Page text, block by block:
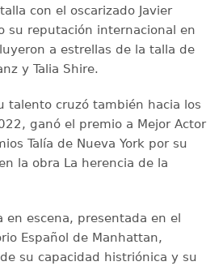
con el oscarizado Javier
su reputación internacional en
a estrellas de la talla de
y Talia Shire.
talento cruzó también hacia los
ganó el premio a Mejor Actor
Talía de Nueva York por su
la obra La herencia de la
en escena, presentada en el
Español de Manhattan,
su capacidad histriónica y su